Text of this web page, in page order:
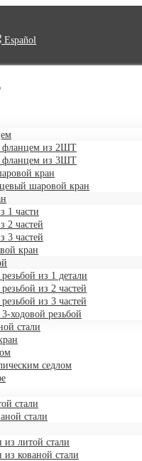
Español
фланцем из 2ШТ
фланцем из 3ШТ
кран
шаровой кран
1 части
2 частей
3 частей
кран
из 1 детали
из 2 частей
из 3 частей
ходовой резьбой
стали
седлом
стали
стали
литой стали
кованой стали